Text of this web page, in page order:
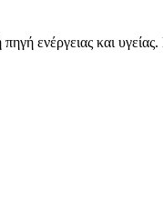
ενέργειας και υγείας.